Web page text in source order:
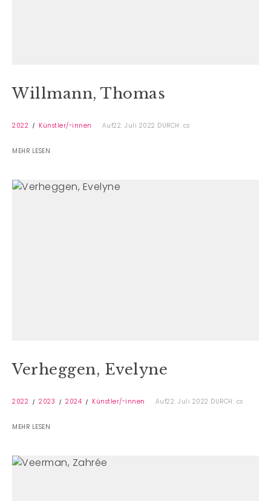
Willmann, Thomas
2022 Künstler/-innen Auf22. Juli 2022 DURCH: cs
MEHR LESEN
Verheggen, Evelyne
2022 2023 2024 Künstler/-innen Auf22. Juli 2022 DURCH: cs
MEHR LESEN